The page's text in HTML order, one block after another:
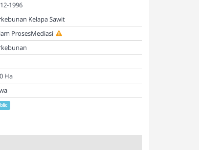
1996
Kelapa Sawit
ProsesMediasi
Ha